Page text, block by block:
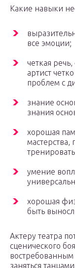
Какие навыки
все эмоции;
четкая
артист
проблем с
знание
знания
хорошая
мастерства,
умение
хорошая
быть
Актеру театра
сценического
заняться